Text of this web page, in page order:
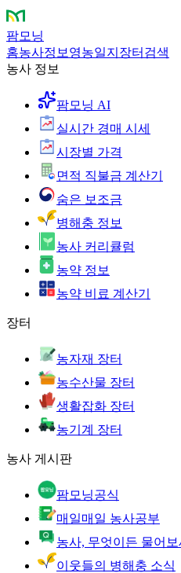
팜모닝
홈농사정보 영농일지 장터 검색
농사 정보
팜모닝 AI
실시간 경매 시세
시장별 가격
면적 직불금 계산기
숨은 보조금
병해충 정보
농사 커리큘럼
농약 정보
농약 비료 계산기
장터
농자재 장터
농수산물 장터
생활잡화 장터
농기계 장터
농사 게시판
팜모닝공식
매일매일 농사공부
농사, 무엇이든 물어보
이웃들의 병해충 소식